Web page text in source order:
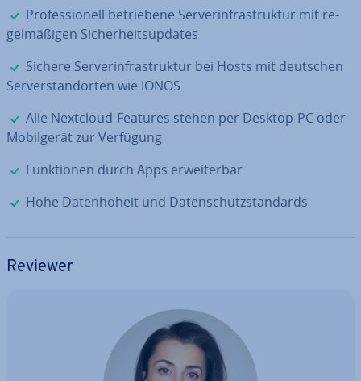
✓
Pro­fes­sio­nell be­trie­be­ne Ser­ver­in­fra­struk­tur mit re­
gel­mä­ßi­gen Si­cher­heits­up­dates
✓
Sichere Ser­ver­in­fra­struk­tur bei Hosts mit deutschen
Ser­ver­stand­or­ten wie IONOS
✓
Alle Nextcloud-Features stehen per Desktop-PC oder
Mo­bil­ge­rät zur Verfügung
✓
Funk­tio­nen durch Apps er­wei­ter­bar
✓
Hohe Da­ten­ho­heit und Da­ten­schutz­stan­dards
Reviewer